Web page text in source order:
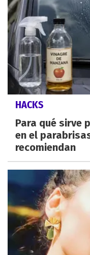
HACKS
Para qué sirve
en el
recomiendan